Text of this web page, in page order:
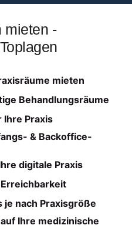
mieten -
mieten
Behandlungsräume
Ihre Praxis
& Backoffice-
digitale Praxis
je nach Praxisgröße
Ihre medizinische